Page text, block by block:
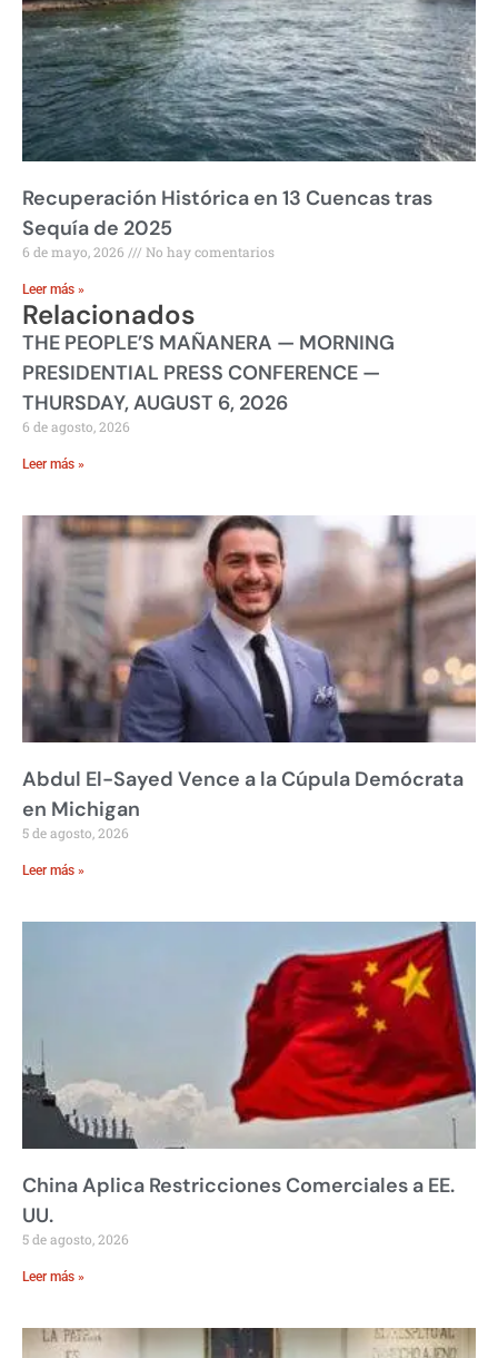
Recuperación Histórica en 13 Cuencas tras
Sequía de 2025
6 de mayo, 2026 No hay comentarios
Leer más »
Relacionados
THE PEOPLE’S MAÑANERA — MORNING
PRESIDENTIAL PRESS CONFERENCE —
THURSDAY, AUGUST 6, 2026
6 de agosto, 2026
Leer más »
Abdul El-Sayed Vence a la Cúpula Demócrata
en Michigan
5 de agosto, 2026
Leer más »
China Aplica Restricciones Comerciales a EE.
UU.
5 de agosto, 2026
Leer más »